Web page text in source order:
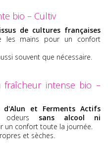
bio – Cultiv
de cultures françaises
les mains pour un confort
souvent que nécessaire.
intense bio –
d'Alun et Ferments Actifs
odeurs sans alcool ni
un confort toute la journée.
et sèches.